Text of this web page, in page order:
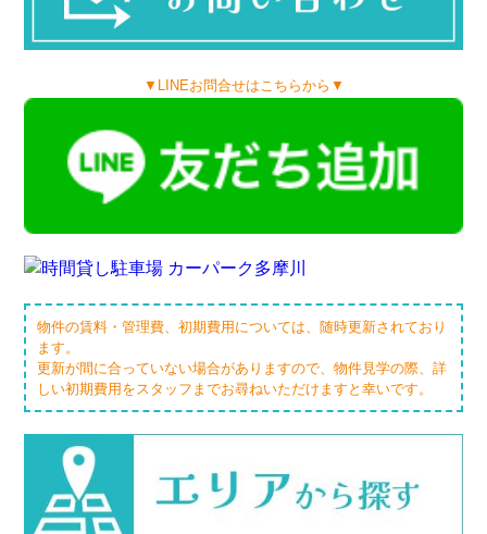
▼LINEお問合せはこちらから▼
物件の賃料・管理費、初期費用については、随時更新されており
ます。
更新が間に合っていない場合がありますので、物件見学の際、詳
しい初期費用をスタッフまでお尋ねいただけますと幸いです。